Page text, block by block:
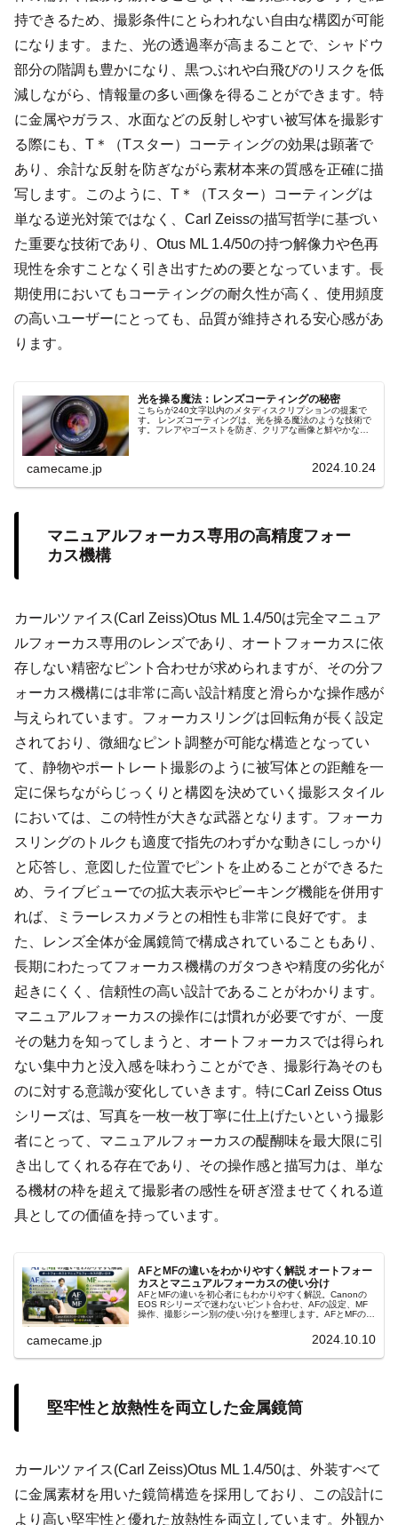
持できるため、撮影条件にとらわれない自由な構図が可能
になります。また、光の透過率が高まることで、シャドウ
部分の階調も豊かになり、黒つぶれや白飛びのリスクを低
減しながら、情報量の多い画像を得ることができます。特
に金属やガラス、水面などの反射しやすい被写体を撮影す
る際にも、T＊（Tスター）コーティングの効果は顕著で
あり、余計な反射を防ぎながら素材本来の質感を正確に描
写します。このように、T＊（Tスター）コーティングは
単なる逆光対策ではなく、Carl Zeissの描写哲学に基づい
た重要な技術であり、Otus ML 1.4/50の持つ解像力や色再
現性を余すことなく引き出すための要となっています。長
期使用においてもコーティングの耐久性が高く、使用頻度
の高いユーザーにとっても、品質が維持される安心感があ
ります。
光を操る魔法：レンズコーティングの秘密
こちらが240文字以内のメタディスクリプションの提案で
す。 レンズコーティングは、光を操る魔法のような技術で
す。フレアやゴーストを防ぎ、クリアな画像と鮮やかな色
camecame.jp 2024.10.24
マニュアルフォーカス専用の高精度フォー
カス機構
カールツァイス(Carl Zeiss)Otus ML 1.4/50は完全マニュア
ルフォーカス専用のレンズであり、オートフォーカスに依
存しない精密なピント合わせが求められますが、その分フ
ォーカス機構には非常に高い設計精度と滑らかな操作感が
与えられています。フォーカスリングは回転角が長く設定
されており、微細なピント調整が可能な構造となってい
て、静物やポートレート撮影のように被写体との距離を一
定に保ちながらじっくりと構図を決めていく撮影スタイル
においては、この特性が大きな武器となります。フォーカ
スリングのトルクも適度で指先のわずかな動きにしっかり
と応答し、意図した位置でピントを止めることができるた
め、ライブビューでの拡大表示やピーキング機能を併用す
れば、ミラーレスカメラとの相性も非常に良好です。ま
た、レンズ全体が金属鏡筒で構成されていることもあり、
長期にわたってフォーカス機構のガタつきや精度の劣化が
起きにくく、信頼性の高い設計であることがわかります。
マニュアルフォーカスの操作には慣れが必要ですが、一度
その魅力を知ってしまうと、オートフォーカスでは得られ
ない集中力と没入感を味わうことができ、撮影行為そのも
のに対する意識が変化していきます。特にCarl Zeiss Otus
シリーズは、写真を一枚一枚丁寧に仕上げたいという撮影
者にとって、マニュアルフォーカスの醍醐味を最大限に引
き出してくれる存在であり、その操作感と描写力は、単な
る機材の枠を超えて撮影者の感性を研ぎ澄ませてくれる道
具としての価値を持っています。
AFとMFの違いをわかりやすく解説 オートフォー
カスとマニュアルフォーカスの使い分け
AFとMFの違いを初心者にもわかりやすく解説。Canonの
EOS Rシリーズで迷わないピント合わせ、AFの設定、MF
操作、撮影シーン別の使い分けを整理します。AFとMFの判
camecame.jp 2024.10.10
堅牢性と放熱性を両立した金属鏡筒
カールツァイス(Carl Zeiss)Otus ML 1.4/50は、外装すべて
に金属素材を用いた鏡筒構造を採用しており、この設計に
より高い堅牢性と優れた放熱性を両立しています。外観か